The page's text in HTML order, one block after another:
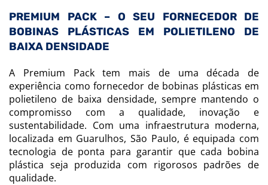
PREMIUM PACK – O SEU FORNECEDOR DE
BOBINAS PLÁSTICAS EM POLIETILENO DE
BAIXA DENSIDADE
A Premium Pack tem mais de uma década de
experiência como fornecedor de bobinas plásticas em
polietileno de baixa densidade, sempre mantendo o
compromisso com a qualidade, inovação e
sustentabilidade. Com uma infraestrutura moderna,
localizada em Guarulhos, São Paulo, é equipada com
tecnologia de ponta para garantir que cada bobina
plástica seja produzida com rigorosos padrões de
qualidade.